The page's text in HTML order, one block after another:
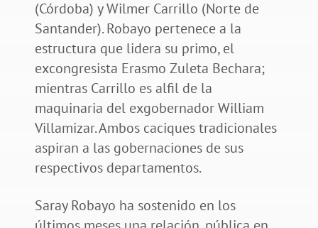
(Córdoba) y Wilmer Carrillo (Norte de
Santander). Robayo pertenece a la
estructura que lidera su primo, el
excongresista Erasmo Zuleta Bechara;
mientras Carrillo es alfil de la
maquinaria del exgobernador William
Villamizar. Ambos caciques tradicionales
aspiran a las gobernaciones de sus
respectivos departamentos.
Saray Robayo ha sostenido en los